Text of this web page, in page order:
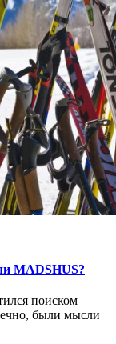
MADSHUS?
поиском
были мысли